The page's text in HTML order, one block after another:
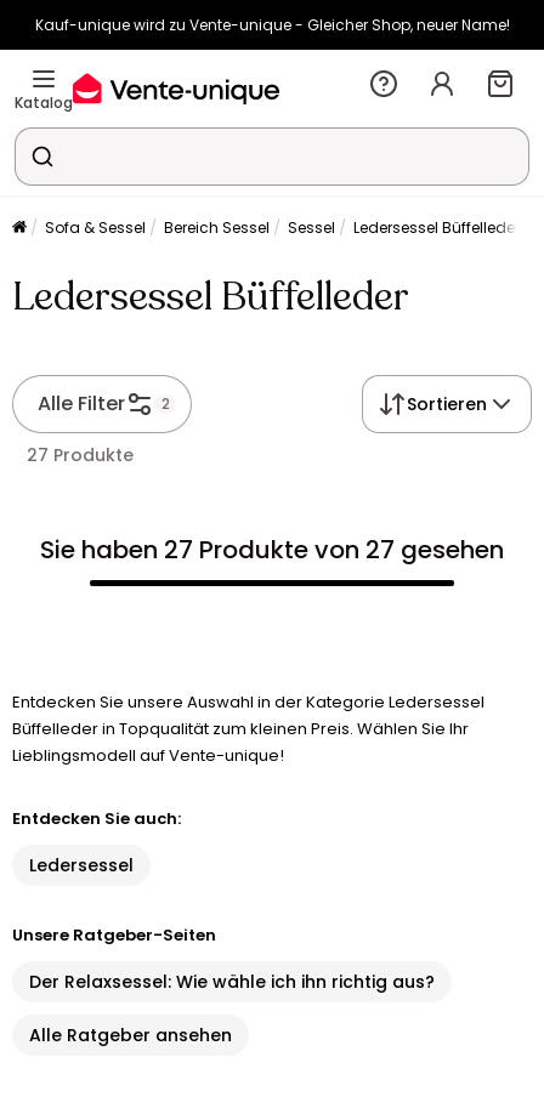
Kauf-unique wird zu Vente-unique - Gleicher Shop, neuer Name!
-11% ab €500 mitSUN11auf Vente-unique-Produkte
Noch:
Katalog
Sofa & Sessel Bereich Sessel Sessel Ledersessel Büffelleder
Ledersessel Büffelleder
Alle Filter 2 Sortieren
27 Produkte
Sie haben 27 Produkte von 27 gesehen
Entdecken Sie unsere Auswahl in der Kategorie Ledersessel
Büffelleder in Topqualität zum kleinen Preis. Wählen Sie Ihr
Lieblingsmodell auf Vente-unique!
Entdecken Sie auch:
Ledersessel
Unsere Ratgeber-Seiten
Der Relaxsessel: Wie wähle ich ihn richtig aus?
Alle Ratgeber ansehen